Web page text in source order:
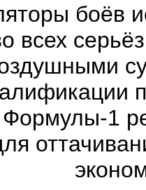
боёв
всех
1